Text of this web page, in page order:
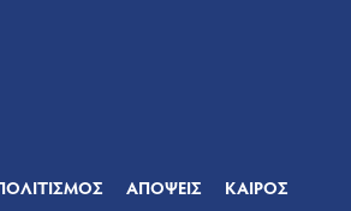
ΑΠΟΨΕΙΣ ΚΑΙΡΟΣ